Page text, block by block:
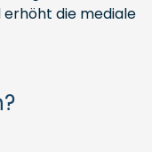
die mediale